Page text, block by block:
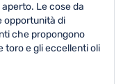
Le cose da
opportunità di
che propongono
toro e gli eccellenti oli